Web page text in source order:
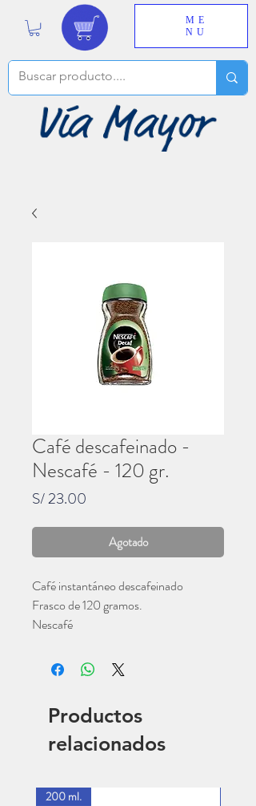
ME
NU
Café descafeinado -
Nescafé - 120 gr.
S/ 23.00
Agotado
Café instantáneo descafeinado
Frasco de 120 gramos.
Nescafé
Productos
relacionados
200 ml.